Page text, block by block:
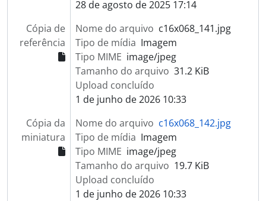
28 de agosto de 2025 17:14
Cópia de
referência
Nome do arquivo c16x068_141.jpg
Tipo de mídia Imagem
Tipo MIME image/jpeg
Tamanho do arquivo 31.2 KiB
Upload concluído
1 de junho de 2026 10:33
Cópia da
miniatura
Nome do arquivo c16x068_142.jpg
Tipo de mídia Imagem
Tipo MIME image/jpeg
Tamanho do arquivo 19.7 KiB
Upload concluído
1 de junho de 2026 10:33